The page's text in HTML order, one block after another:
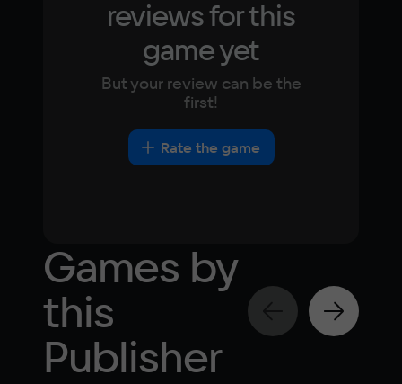
reviews for this
game yet
But your review can be the
first!
Rate the game
Games by
this
Publisher